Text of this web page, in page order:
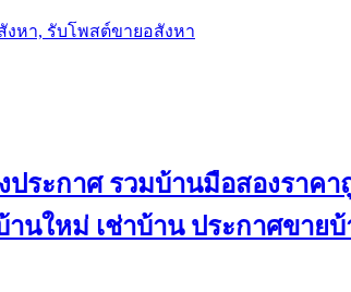
งหา, รับโพสต์ขายอสังหา
ประกาศ รวมบ้านมือสองราค
นใหม่ เช่าบ้าน ประกาศขายบ้